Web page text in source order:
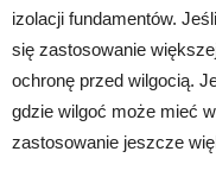
izolacji fundamentów.
się zastosowanie
ochronę przed wilgocią.
gdzie wilgoć może mieć
zastosowanie jeszcze